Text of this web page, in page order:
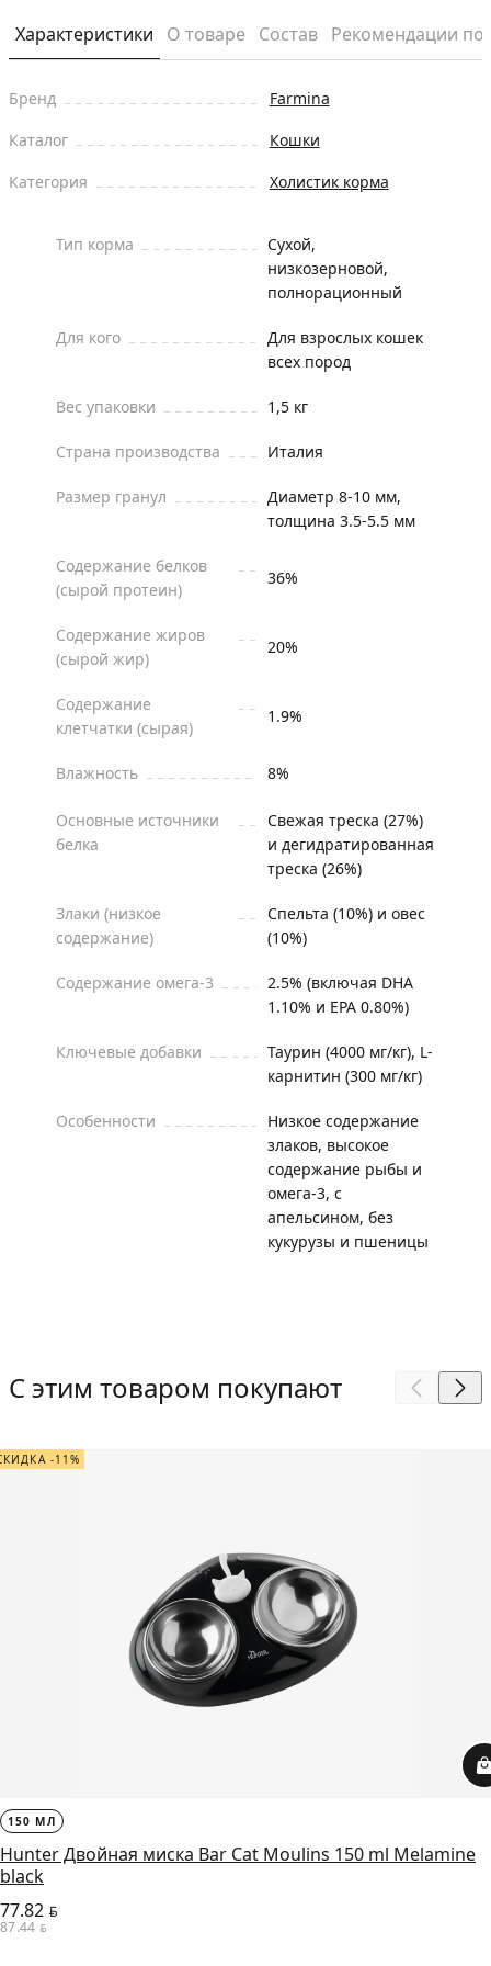
Характеристики О товаре Состав Рекомендации
Бренд
Farmina
Каталог
Кошки
Категория
Холистик корма
Тип корма
Сухой,
низкозерновой,
полнорационный
Для кого
Для взрослых кошек
всех пород
Вес упаковки 1,5 кг
Страна производства Италия
Размер гранул
Диаметр 8-10 мм,
толщина 3.5-5.5 мм
Содержание белков
(сырой протеин)
36%
Содержание жиров
(сырой жир)
20%
Содержание
клетчатки (сырая)
1.9%
Влажность 8%
Основные источники
белка
Свежая треска (27%)
и дегидратированная
треска (26%)
Злаки (низкое
содержание)
Спельта (10%) и овес
(10%)
Содержание омега-3
2.5% (включая DHA
1.10% и EPA 0.80%)
Ключевые добавки
Таурин (4000 мг/кг), L-
карнитин (300 мг/кг)
Особенности
Низкое содержание
злаков, высокое
содержание рыбы и
омега-3, с
апельсином, без
кукурузы и пшеницы
С этим товаром покупают
-11%
150 МЛ
Hunter Двойная миска Bar Cat Moulins 150 ml Melamine
black
77.82 BYN
87.44 BYN